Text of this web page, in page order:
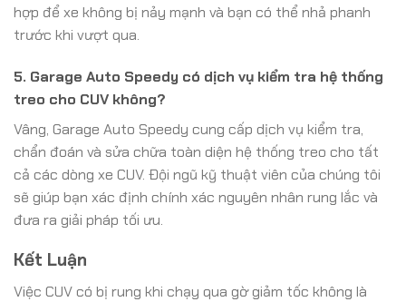
hợp để xe không bị nảy mạnh và bạn có thể nhả phanh
trước khi vượt qua.
5. Garage Auto Speedy có dịch vụ kiểm tra hệ thống
treo cho CUV không?
Vâng, Garage Auto Speedy cung cấp dịch vụ kiểm tra,
chẩn đoán và sửa chữa toàn diện hệ thống treo cho tất
cả các dòng xe CUV. Đội ngũ kỹ thuật viên của chúng tôi
sẽ giúp bạn xác định chính xác nguyên nhân rung lắc và
đưa ra giải pháp tối ưu.
Kết Luận
Việc CUV có bị rung khi chạy qua gờ giảm tốc không là